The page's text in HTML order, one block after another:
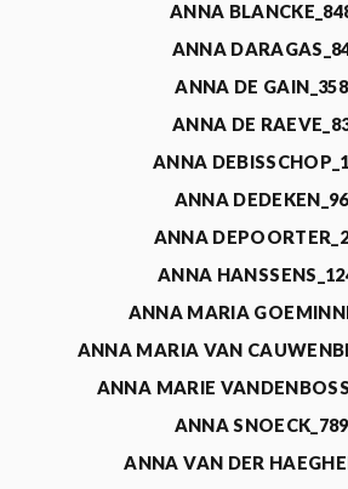
ANNA
ANNA
ANNA DE
ANNA DE
ANNA
ANNA
ANNA
ANNA
ANNA MARIA
ANNA MARIA VAN
ANNA MARIE
ANNA
ANNA VAN DER